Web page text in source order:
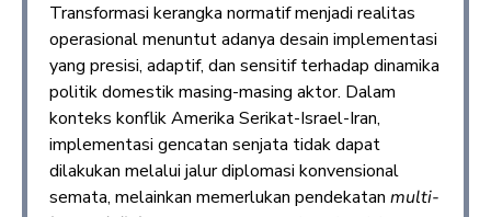
Transformasi kerangka normatif menjadi realitas
operasional menuntut adanya desain implementasi
yang presisi, adaptif, dan sensitif terhadap dinamika
politik domestik masing-masing aktor. Dalam
konteks konflik Amerika Serikat-Israel-Iran,
implementasi gencatan senjata tidak dapat
dilakukan melalui jalur diplomasi konvensional
semata, melainkan memerlukan pendekatan multi-